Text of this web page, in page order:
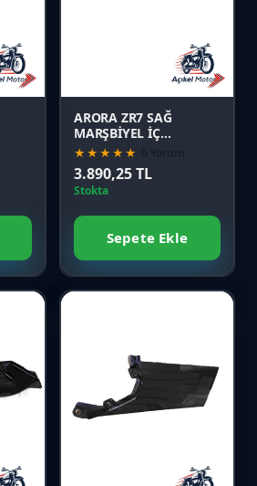
ARORA ZR7 SAĞ
MARŞBİYEL İÇ
PLS.YEŞİL
★★★★★
3.890,25 TL
Stokta
Sepete Ekle
Favori